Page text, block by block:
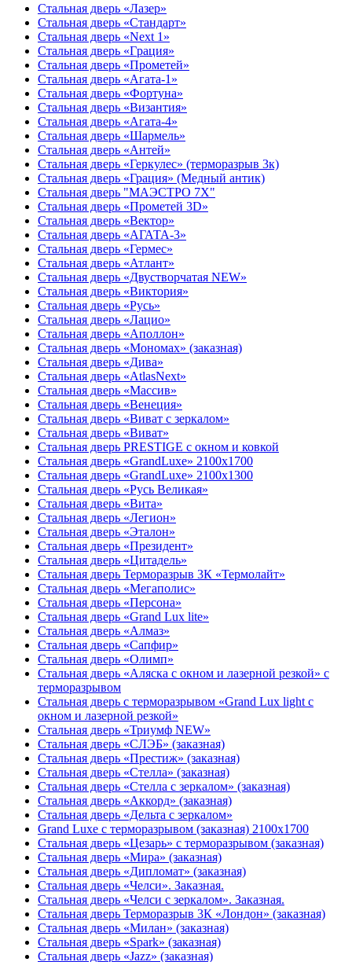
Стальная дверь «Лазер»
Стальная дверь «Стандарт»
Стальная дверь «Next 1»
Стальная дверь «Гpация»
Стальная дверь «Прометей»
Стальная дверь «Агата-1»
Стальная дверь «Фортуна»
Стальная дверь «Византия»
Стальная дверь «Агата-4»
Стальная дверь «Шармель»
Стальная дверь «Антей»
Стальная дверь «Геркулес» (терморазрыв 3к)
Стальная дверь «Грация» (Медный антик)
Стальная дверь "МАЭСТРО 7Х"
Стальная дверь «Прометей 3D»
Стальная дверь «Вектор»
Стальная дверь «АГАТА-3»
Стальная дверь «Гермес»
Стальная дверь «Атлант»
Стальная дверь «Двустворчатая NEW»
Стальная дверь «Виктория»
Стальная дверь «Русь»
Стальная дверь «Лацио»
Стальная дверь «Аполлон»
Стальная дверь «Мономах» (заказная)
Стальная дверь «Дива»
Стальная дверь «AtlasNext»
Стальная дверь «Массив»
Стальная дверь «Венеция»
Стальная дверь «Виват с зеркалом»
Стальная дверь «Виват»
Стальная дверь PRESTIGE с окном и ковкой
Стальная дверь «GrandLuxe» 2100х1700
Стальная дверь «GrandLuxe» 2100х1300
Стальная дверь «Русь Великая»
Стальная дверь «Вита»
Стальная дверь «Легион»
Стальная дверь «Эталон»
Стальная дверь «Президент»
Стальная дверь «Цитадель»
Стальная дверь Терморазрыв 3К «Термолайт»
Стальная дверь «Мегаполис»
Стальная дверь «Персона»
Стальная дверь «Grand Lux lite»
Стальная дверь «Алмаз»
Стальная дверь «Сапфир»
Стальная дверь «Олимп»
Стальная дверь «Аляска с окном и лазерной резкой» с
терморазрывом
Стальная дверь с терморазрывом «Grand Lux light с
окном и лазерной резкой»
Стальная дверь «Триумф NEW»
Стальная дверь «СЛЭБ» (заказная)
Стальная дверь «Престиж» (заказная)
Стальная дверь «Стелла» (заказная)
Стальная дверь «Стелла с зеркалом» (заказная)
Стальная дверь «Аккорд» (заказная)
Стальная дверь «Дельта с зеркалом»
Grand Luxe с терморазрывом (заказная) 2100х1700
Стальная дверь «Цезарь» с терморазрывом (заказная)
Стальная дверь «Мира» (заказная)
Стальная дверь «Дипломат» (заказная)
Стальная дверь «Челси». Заказная.
Стальная дверь «Челси с зеркалом». Заказная.
Стальная дверь Терморазрыв 3К «Лондон» (заказная)
Стальная дверь «Милан» (заказная)
Стальная дверь «Spark» (заказная)
Стальная дверь «Jazz» (заказная)